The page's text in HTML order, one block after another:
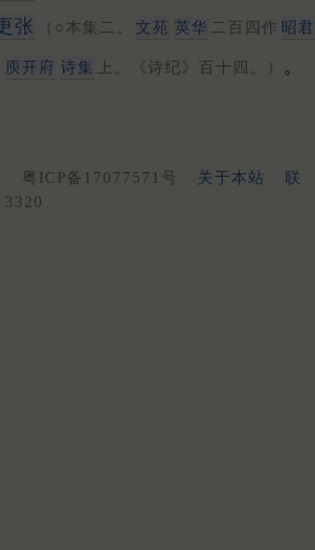
张 （○本集二。 文苑 英华 二百四作 昭君
庾开府 诗集 上。《诗纪》百十四。） 。
粤ICP备17077571号 关于本站
联
3320